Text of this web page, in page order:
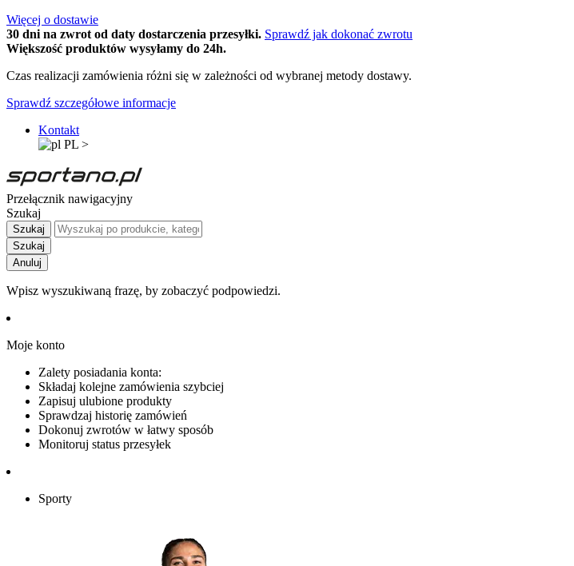
Więcej o dostawie
30 dni na zwrot od daty dostarczenia przesyłki. Sprawdź jak dokonać zwrotu
Większość produktów wysyłamy do 24h.
Czas realizacji zamówienia różni się w zależności od wybranej metody dostawy.
Sprawdź szczegółowe informacje
Kontakt
PL >
Przełącznik nawigacyjny
Szukaj
Szukaj
Szukaj
Anuluj
Wpisz wyszukiwaną frazę, by zobaczyć podpowiedzi.
Moje konto
Zalety posiadania konta:
Składaj kolejne zamówienia szybciej
Zapisuj ulubione produkty
Sprawdzaj historię zamówień
Dokonuj zwrotów w łatwy sposób
Monitoruj status przesyłek
Sporty